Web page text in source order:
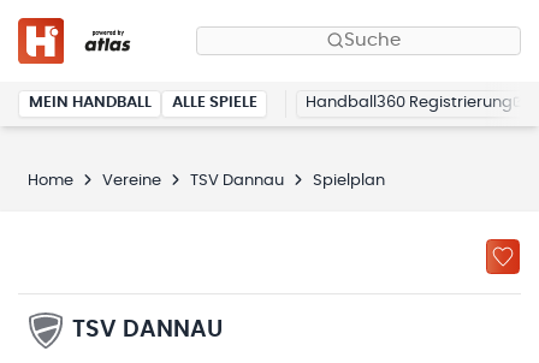
Suche
MEIN HANDBALL ALLE SPIELE Handball360 Registrierung
Home Vereine TSV Dannau Spielplan
TSV DANNAU